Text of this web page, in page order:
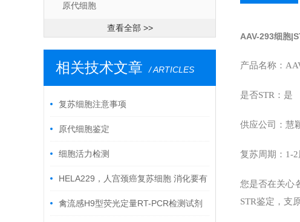
原代细胞
查看全部 >>
相关技术文章 / ARTICLES
复苏细胞注意事项
原代细胞鉴定
细胞活力检测
HELA229，人宫颈癌复苏细胞 消化要有
个度禽流感H9型荧光定量RT-PCR检测试剂
AAV-293细胞
产品名称：
是否STR：是
供应公司：慧
复苏周期：1-2
您是否在关心
STR鉴定，支